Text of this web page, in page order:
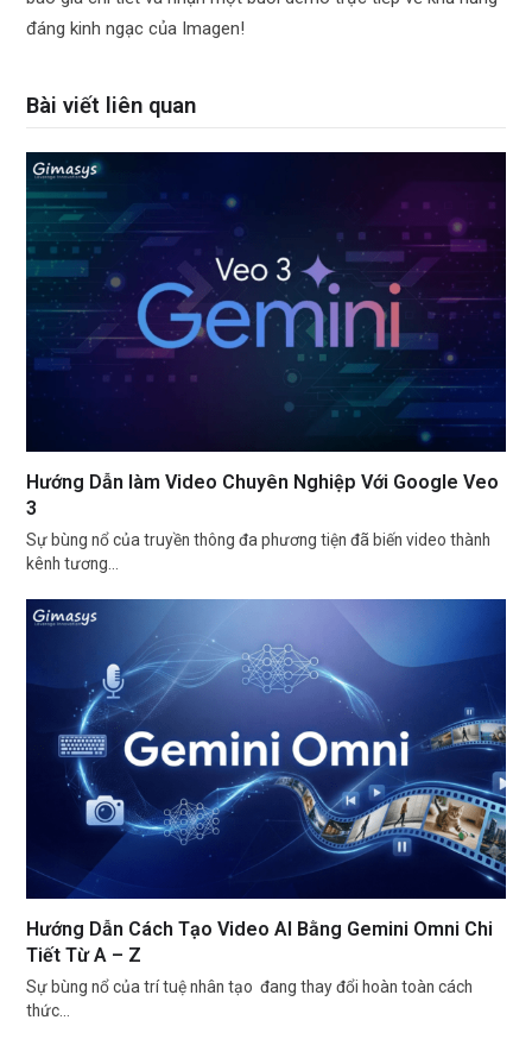
đáng kinh ngạc của Imagen!
Bài viết liên quan
Hướng Dẫn làm Video Chuyên Nghiệp Với Google Veo
3
Sự bùng nổ của truyền thông đa phương tiện đã biến video thành
kênh tương…
Hướng Dẫn Cách Tạo Video AI Bằng Gemini Omni Chi
Tiết Từ A – Z
Sự bùng nổ của trí tuệ nhân tạo đang thay đổi hoàn toàn cách
thức…